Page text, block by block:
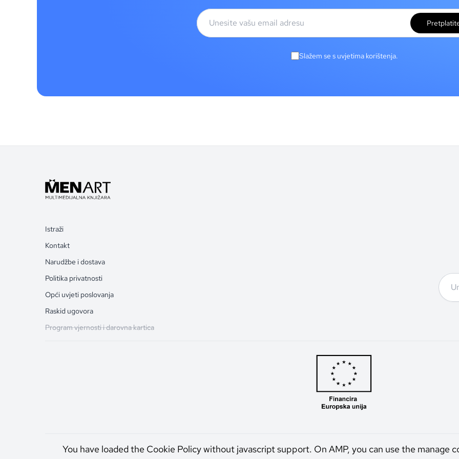
Slažem se s uvjetima korištenja.
Istraži
Kontakt
Narudžbe i dostava
Politika privatnosti
Opći uvjeti poslovanja
Raskid ugovora
Program vjernosti i darovna kartica
You have loaded the Cookie Policy without javascript support. On AMP, you can use the